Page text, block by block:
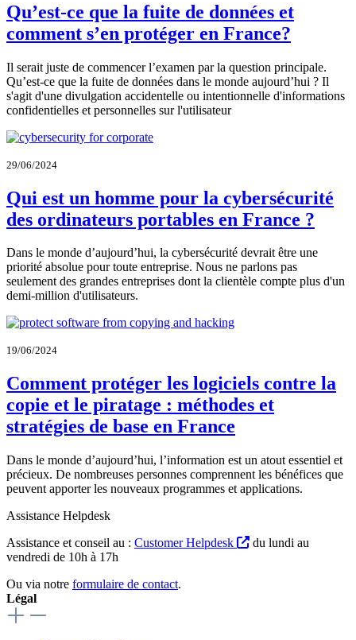
Qu’est-ce que la fuite de données et
comment s’en protéger en France?
Il serait juste de commencer l’examen par la question principale.
Qu’est-ce que la fuite de données dans le monde aujourd’hui ? Il
s'agit d'une divulgation accidentelle ou intentionnelle d'informations
confidentielles et personnelles sur l'utilisateur
29/06/2024
Qui est un homme pour la cybersécurité
des ordinateurs portables en France ?
Dans le monde d’aujourd’hui, la cybersécurité devrait être une
priorité absolue pour toute entreprise. Nous ne parlons pas
seulement des grandes entreprises dont la clientèle compte plus d'un
demi-million d'utilisateurs.
19/06/2024
Comment protéger les logiciels contre la
copie et le piratage : méthodes et
stratégies de base en France
Dans le monde d’aujourd’hui, l’information est un atout essentiel et
précieux. De nombreuses personnes comprennent les bénéfices que
peuvent apporter les nouveaux programmes et applications.
Assistance Helpdesk
Assistance et conseil au : Customer Helpdesk
du lundi au
vendredi de 10h à 17h
Ou via notre formulaire de contact.
Légal